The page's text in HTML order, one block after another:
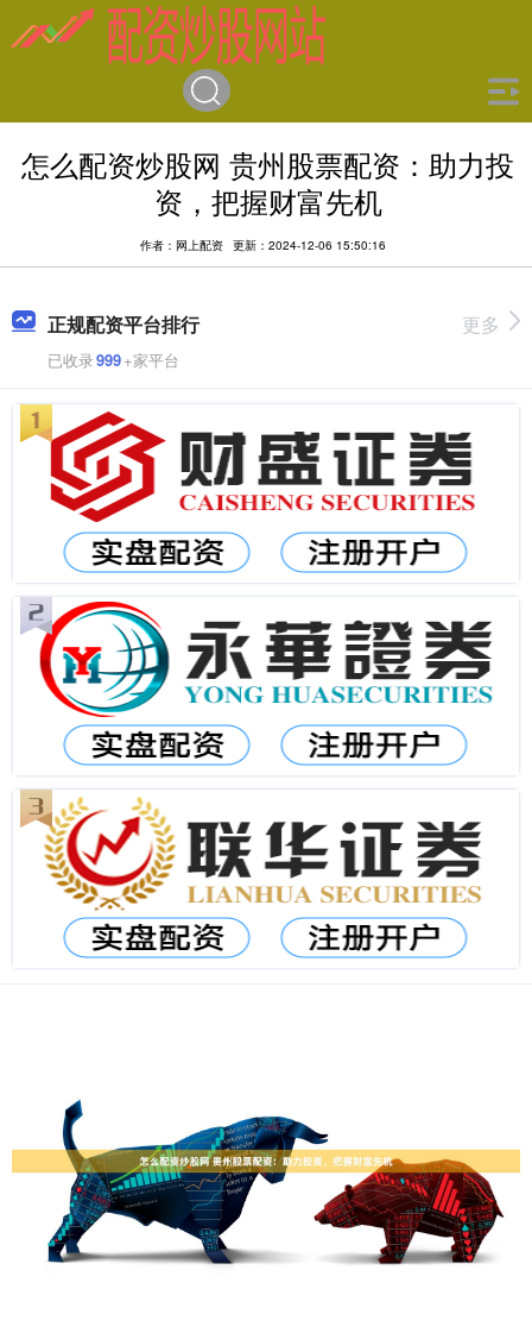
怎么配资炒股网 贵州股票配资：助力投
资，把握财富先机
作者：网上配资 更新：2024-12-06 15:50:16
正规配资平台排行
已收录999+家平台
更多